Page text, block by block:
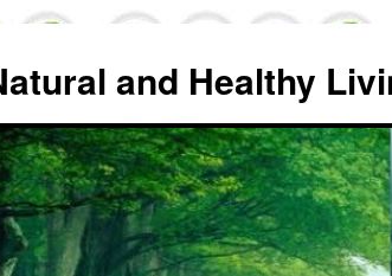
and Healthy